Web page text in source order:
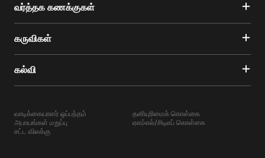
வர்த்தக கணக்குகள்
கருவிகள்
கல்வி
வாடிக்கையாளர் ஒப்பந்தம்
அபாயங்கள் மறுப்பு
சட்ட விலக்கு
தனியுரிமைக் கொள்கை
ஏஎம்எல்/சிடிஎப் கொள்கை